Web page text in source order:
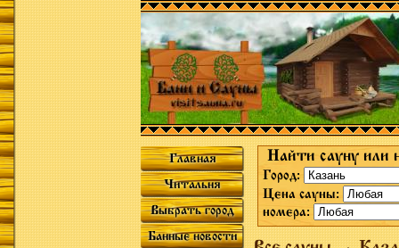
Главная
Читальня
Выбрать город
Банные новости
Найти сауну или
Город:
Цена сауны:
номера: